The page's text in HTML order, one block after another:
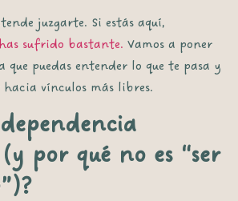
juzgarte. Si estás aquí,
sufrido bastante. Vamos a poner
puedas entender lo que te pasa y
vínculos más libres.
por qué no es “ser